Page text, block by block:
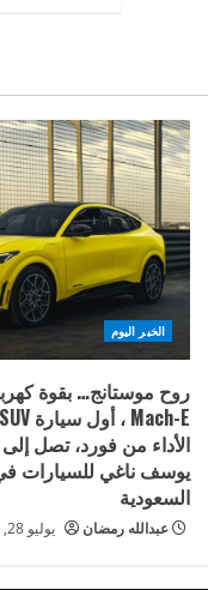
الخبر اليوم
روح موستانج… بقوة
الأداء من فورد، تصل
يوسف ناغي للسيارات في
السعودية
عبدالله رمضان يوليو 28, 2026